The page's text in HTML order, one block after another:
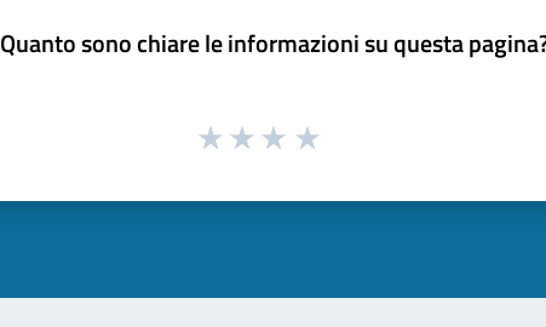
Quanto sono chiare le informazioni su questa